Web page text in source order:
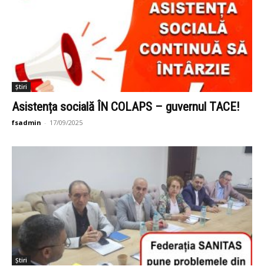
Știri
Asistența socială ÎN COLAPS – guvernul TACE!
fsadmin - 17/09/2025
Știri